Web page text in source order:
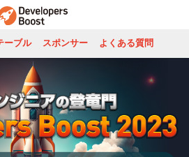
ーブル スポンサー よくある質問